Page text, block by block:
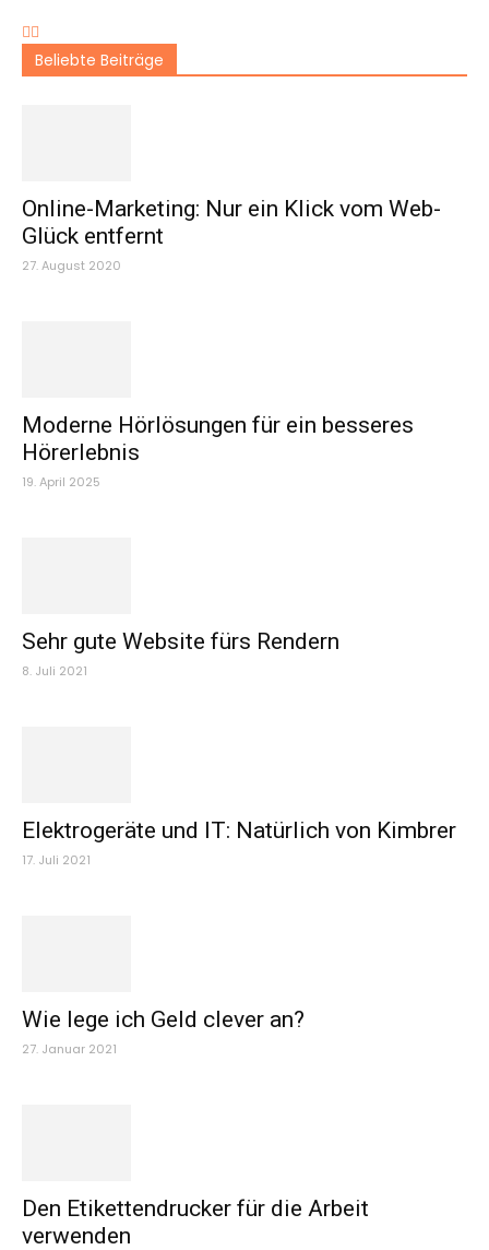
Beliebte Beiträge
Online-Marketing: Nur ein Klick vom Web-
Glück entfernt
27. August 2020
Moderne Hörlösungen für ein besseres
Hörerlebnis
19. April 2025
Sehr gute Website fürs Rendern
8. Juli 2021
Elektrogeräte und IT: Natürlich von Kimbrer
17. Juli 2021
Wie lege ich Geld clever an?
27. Januar 2021
Den Etikettendrucker für die Arbeit
verwenden